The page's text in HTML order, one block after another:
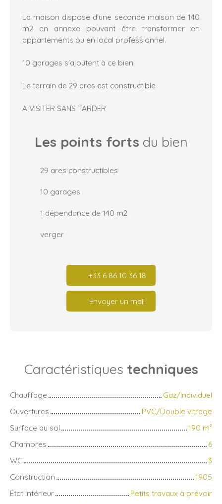
La maison dispose d'une seconde maison de 140
m2 en annexe pouvant être transformer en
appartements ou en local professionnel.
10 garages s'ajoutent à ce bien
Le terrain de 29 ares est constructible
A VISITER SANS TARDER
Les points forts du bien
29 ares constructibles
10 garages
1 dépendance de 140 m2
verger
+33 6 86 10 36 18
Envoyer un mail
Caractéristiques techniques
Chauffage
Gaz/Individuel
Ouvertures
PVC/Double vitrage
Surface au sol
190 m²
Chambres
6
WC
3
Construction
1905
État intérieur
Petits travaux à prévoir